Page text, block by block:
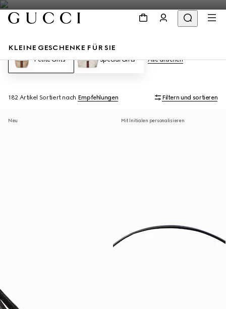
KLEINE GESCHENKE FÜR SIE
Petite Gifts Special Gifts Alle ansehen
182 Artikel Sortiert nach Empfehlungen Filtern und sortieren
Neu Mit Initialen personalisieren